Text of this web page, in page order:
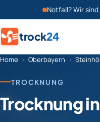
Notfall? Wir
trock24
Home › Oberbayern ›
TROCKNUNG
Trocknung